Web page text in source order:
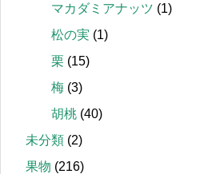
マカダミアナッツ (1)
松の実 (1)
栗 (15)
梅 (3)
胡桃 (40)
未分類 (2)
果物 (216)